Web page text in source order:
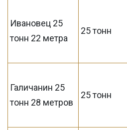
Ивановец 25
тонн 22 метра
25 тонн
Галичанин 25
тонн 28 метров
25 тонн